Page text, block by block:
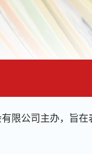
限公司主办，旨